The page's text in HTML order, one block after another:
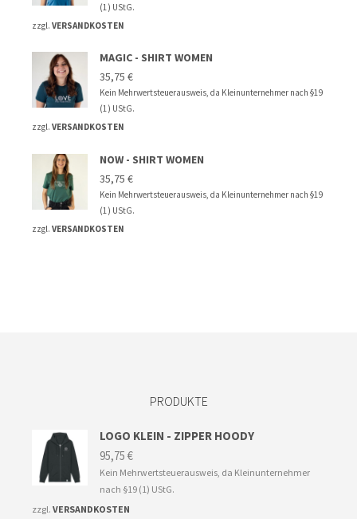
(1) UStG.
zzgl. VERSANDKOSTEN
MAGIC - SHIRT WOMEN
35,75 €
Kein Mehrwertsteuerausweis, da Kleinunternehmer nach §19
(1) UStG.
zzgl. VERSANDKOSTEN
NOW - SHIRT WOMEN
35,75 €
Kein Mehrwertsteuerausweis, da Kleinunternehmer nach §19
(1) UStG.
zzgl. VERSANDKOSTEN
PRODUKTE
LOGO KLEIN - ZIPPER HOODY
95,75 €
Kein Mehrwertsteuerausweis, da Kleinunternehmer
nach §19 (1) UStG.
zzgl. VERSANDKOSTEN